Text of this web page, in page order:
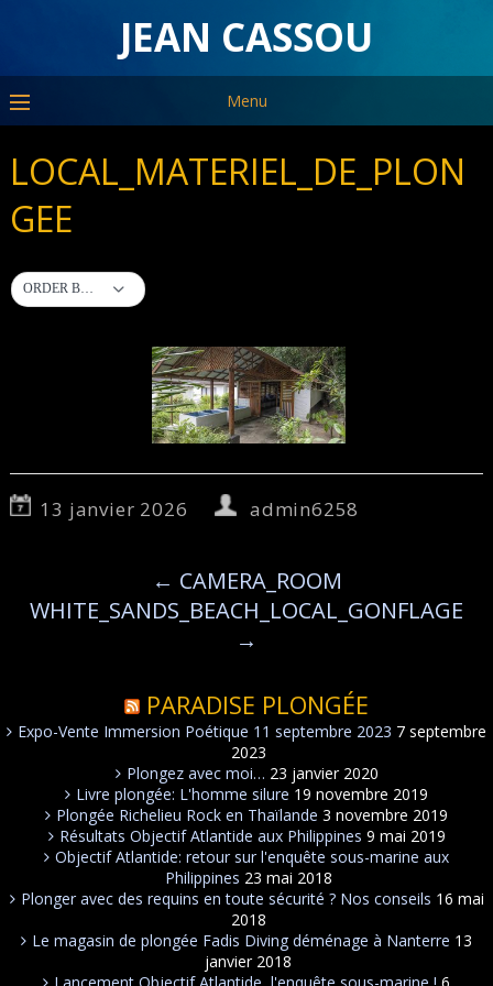
JEAN CASSOU
Menu
LOCAL_MATERIEL_DE_PLON
GEE
ORDER BY DEFAULT
13 janvier 2026 admin6258
← CAMERA_ROOM
WHITE_SANDS_BEACH_LOCAL_GONFLAGE
→
PARADISE PLONGÉE
Expo-Vente Immersion Poétique 11 septembre 2023 7 septembre
2023
Plongez avec moi… 23 janvier 2020
Livre plongée: L'homme silure 19 novembre 2019
Plongée Richelieu Rock en Thaïlande 3 novembre 2019
Résultats Objectif Atlantide aux Philippines 9 mai 2019
Objectif Atlantide: retour sur l'enquête sous-marine aux
Philippines 23 mai 2018
Plonger avec des requins en toute sécurité ? Nos conseils 16 mai
2018
Le magasin de plongée Fadis Diving déménage à Nanterre 13
janvier 2018